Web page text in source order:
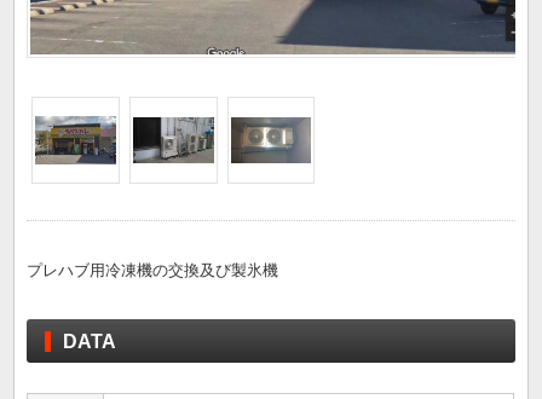
プレハブ用冷凍機の交換及び製氷機
DATA